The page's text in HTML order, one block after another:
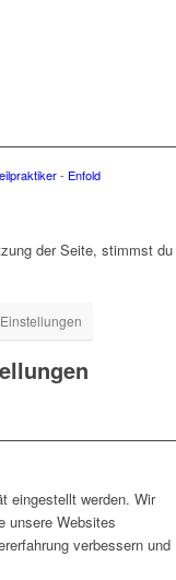
- Enfold
der Seite, stimmst du
Einstellungen
eingestellt werden. Wir
unsere Websites
verbessern und